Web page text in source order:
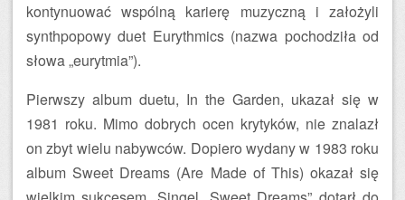
kontynuować wspólną karierę muzyczną i założyli
synthpopowy duet Eurythmics (nazwa pochodziła od
słowa „eurytmia”).
Pierwszy album duetu, In the Garden, ukazał się w
1981 roku. Mimo dobrych ocen krytyków, nie znalazł
on zbyt wielu nabywców. Dopiero wydany w 1983 roku
album Sweet Dreams (Are Made of This) okazał się